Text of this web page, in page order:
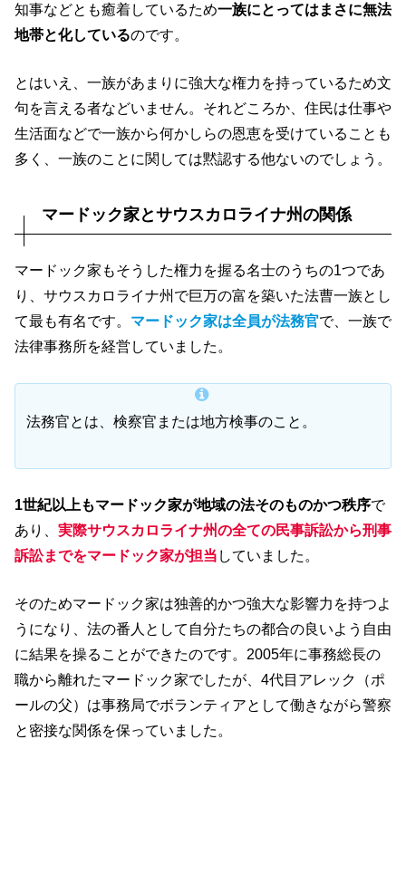
知事などとも癒着しているため一族にとってはまさに無法
地帯と化しているのです。
とはいえ、一族があまりに強大な権力を持っているため文
句を言える者などいません。それどころか、住民は仕事や
生活面などで一族から何かしらの恩恵を受けていることも
多く、一族のことに関しては黙認する他ないのでしょう。
マードック家とサウスカロライナ州の関係
マードック家もそうした権力を握る名士のうちの1つであ
り、サウスカロライナ州で巨万の富を築いた法曹一族とし
て最も有名です。 マードック家は全員が法務官で、一族で
法律事務所を経営していました。
法務官とは、検察官または地方検事のこと。
1世紀以上もマードック家が地域の法そのものかつ秩序で
あり、 実際サウスカロライナ州の全ての民事訴訟から刑事
訴訟までをマードック家が担当 していました。
そのためマードック家は独善的かつ強大な影響力を持つよ
うになり、法の番人として自分たちの都合の良いよう自由
に結果を操ることができたのです。2005年に事務総長の
職から離れたマードック家でしたが、4代目アレック（ポ
ールの父）は事務局でボランティアとして働きながら警察
と密接な関係を保っていました。